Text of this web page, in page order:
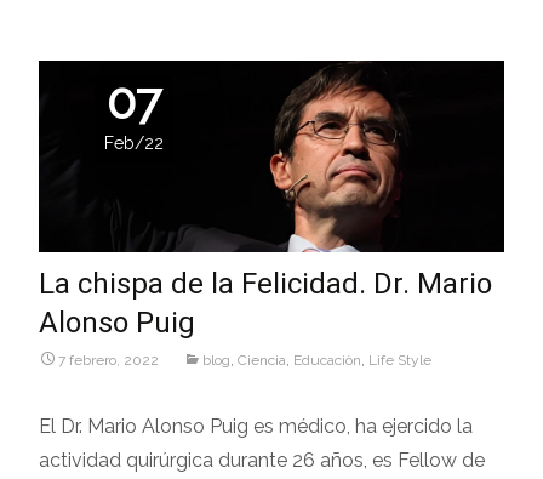
07
Feb/22
La chispa de la Felicidad. Dr. Mario
Alonso Puig
7 febrero, 2022 blog, Ciencia, Educaciòn, Life Style
El Dr. Mario Alonso Puig es médico, ha ejercido la
actividad quirúrgica durante 26 años, es Fellow de